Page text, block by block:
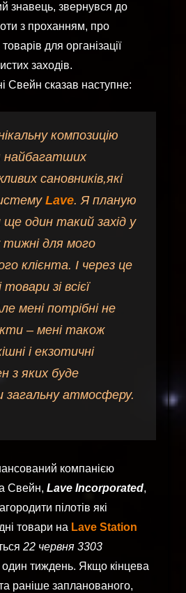
знавець, звернувся до
з проханням, про
для організації
заходів.
Свейн сказав наступне:
композицію
найбагатших
сановників,які
Lave. Я планую
ще один такий захід у
для мого
клієнта. І через це
зі всієї
мені потрібні не
– мені також
і екзотичні
з яких буде
загальну атмосферу.
компанією
Свейн, Lave Incorporated,
пілотів які
товари на Lave Station
22 червня 3303
тиждень. Якщо кінцева
раніше запланованого,